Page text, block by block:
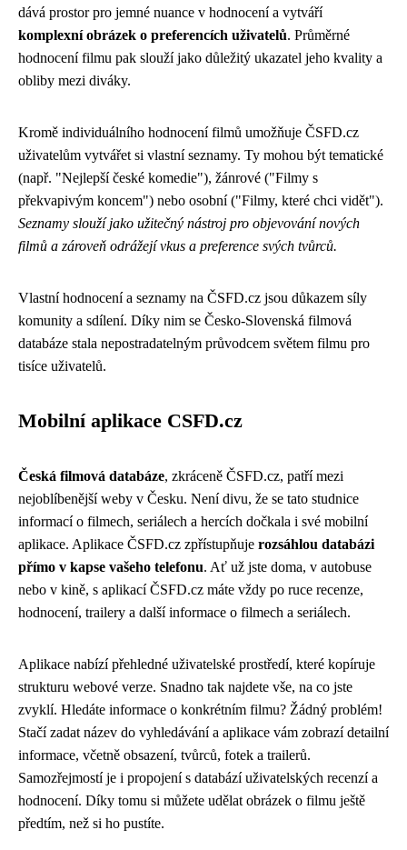
dává prostor pro jemné nuance v hodnocení a vytváří
komplexní obrázek o preferencích uživatelů. Průměrné
hodnocení filmu pak slouží jako důležitý ukazatel jeho kvality a
obliby mezi diváky.
Kromě individuálního hodnocení filmů umožňuje ČSFD.cz
uživatelům vytvářet si vlastní seznamy. Ty mohou být tematické
(např. "Nejlepší české komedie"), žánrové ("Filmy s
překvapivým koncem") nebo osobní ("Filmy, které chci vidět").
Seznamy slouží jako užitečný nástroj pro objevování nových
filmů a zároveň odrážejí vkus a preference svých tvůrců.
Vlastní hodnocení a seznamy na ČSFD.cz jsou důkazem síly
komunity a sdílení. Díky nim se Česko-Slovenská filmová
databáze stala nepostradatelným průvodcem světem filmu pro
tisíce uživatelů.
Mobilní aplikace CSFD.cz
Česká filmová databáze, zkráceně ČSFD.cz, patří mezi
nejoblíbenější weby v Česku. Není divu, že se tato studnice
informací o filmech, seriálech a hercích dočkala i své mobilní
aplikace. Aplikace ČSFD.cz zpřístupňuje rozsáhlou databázi
přímo v kapse vašeho telefonu. Ať už jste doma, v autobuse
nebo v kině, s aplikací ČSFD.cz máte vždy po ruce recenze,
hodnocení, trailery a další informace o filmech a seriálech.
Aplikace nabízí přehledné uživatelské prostředí, které kopíruje
strukturu webové verze. Snadno tak najdete vše, na co jste
zvyklí. Hledáte informace o konkrétním filmu? Žádný problém!
Stačí zadat název do vyhledávání a aplikace vám zobrazí detailní
informace, včetně obsazení, tvůrců, fotek a trailerů.
Samozřejmostí je i propojení s databází uživatelských recenzí a
hodnocení. Díky tomu si můžete udělat obrázek o filmu ještě
předtím, než si ho pustíte.